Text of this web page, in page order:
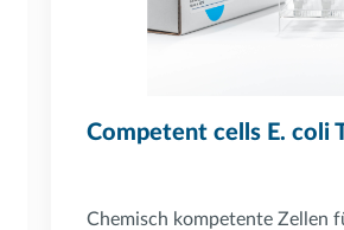
Competent cells E. coli
Chemisch kompetente Zellen